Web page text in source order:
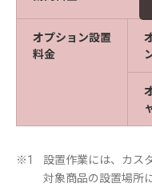
オプション設置
料金
※1
設置作業には、カス
対象商品の設置場所